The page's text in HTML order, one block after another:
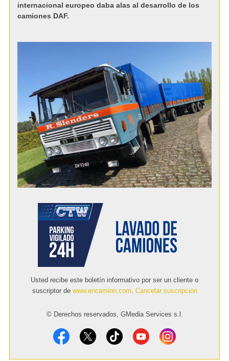
internacional europeo daba alas al desarrollo de los
camiones DAF.
Usted recibe este boletín informativo por ser un cliente o
suscriptor de www.encamion.com. Cancelar suscripción
© Derechos reservados, GMedia Services s.l.